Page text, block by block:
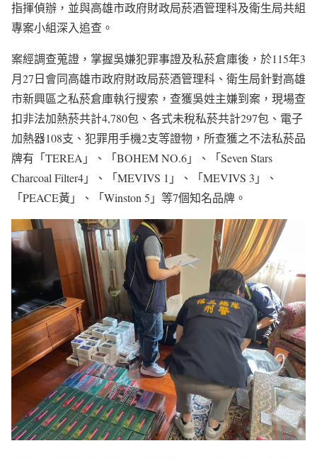
指揮偵辦，並與高雄市政府財政局菸酒管理科及衛生局共組
專案小組深入追查。
案經調查蒐證，掌握吳嫌犯罪事證及私菸倉庫後，於115年3
月27日會同高雄市政府財政局菸酒管理科、衛生局針對高雄
市新興區之私菸倉庫執行搜索，查獲吳姓主嫌到案，現場查
扣非法加熱菸共計4,780包、各式未稅私菸共計297包、電子
加熱器108支、犯罪用手機2支等證物，所查獲之不法私菸品
牌有「TEREA」、「BOHEM NO.6」、「Seven Stars
Charcoal Filter4」、「MEVIVS 1」、「MEVIVS 3」、
「PEACE黃」、「Winston 5」等7個知名品牌。